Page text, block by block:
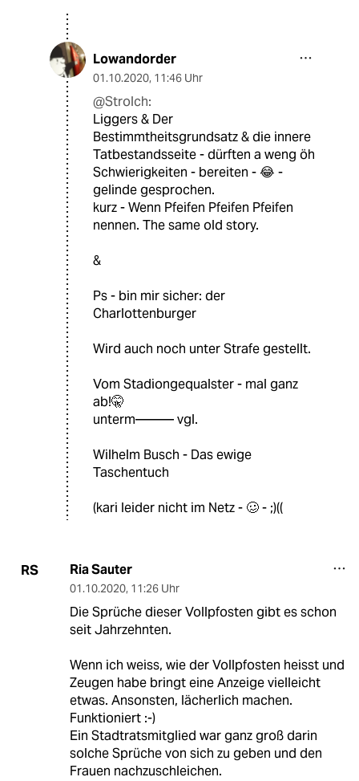
Lowandorder
01.10.2020, 11:46 Uhr
@Strolch:
Liggers & Der
Bestimmtheitsgrundsatz & die innere
Tatbestandsseite - dürften a weng öh
Schwierigkeiten - bereiten - 😂 -
gelinde gesprochen.
kurz - Wenn Pfeifen Pfeifen Pfeifen
nennen. The same old story.
&
Ps - bin mir sicher: der
Charlottenburger
Wird auch noch unter Strafe gestellt.
Vom Stadiongequalster - mal ganz
ab!🤫
unterm——— vgl.
Wilhelm Busch - Das ewige
Taschentuch
(kari leider nicht im Netz - 🥴 - ;)((
RS Ria Sauter
01.10.2020, 11:26 Uhr
Die Sprüche dieser Vollpfosten gibt es schon
seit Jahrzehnten.
Wenn ich weiss, wie der Vollpfosten heisst und
Zeugen habe bringt eine Anzeige vielleicht
etwas. Ansonsten, lächerlich machen.
Funktioniert :-)
Ein Stadtratsmitglied war ganz groß darin
solche Sprüche von sich zu geben und den
Frauen nachzuschleichen.